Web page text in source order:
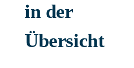
in der
Übersicht